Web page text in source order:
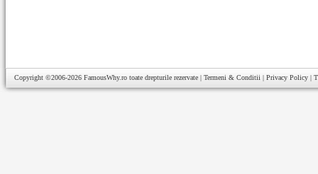
Copyright ©2006-2026 FamousWhy.ro toate drepturile rezervate | Termeni & Conditii | Privacy Policy |